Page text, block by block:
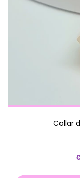
Collar